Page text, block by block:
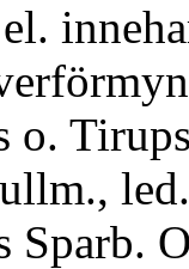
o.
Sparb.